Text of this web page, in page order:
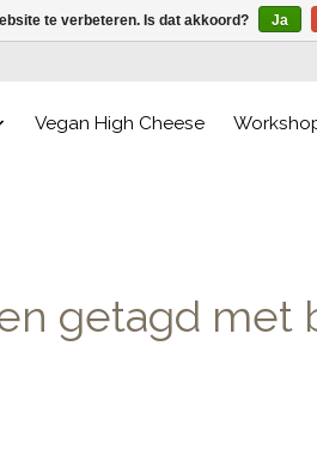
Vegan High Cheese
getagd met
te verbeteren. Is dat akkoord? Ja